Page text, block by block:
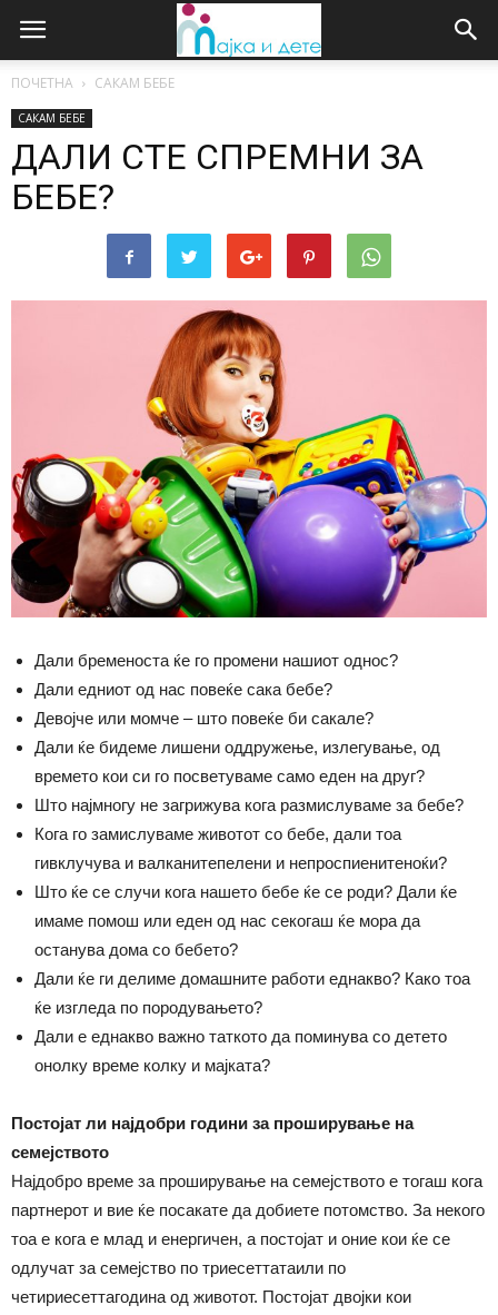
ПОЧЕТНА САКАМ БЕБЕ
САКАМ БЕБЕ
ДАЛИ СТЕ СПРЕМНИ ЗА
БЕБЕ?
Дали бременоста ќе го промени нашиот однос?
Дали едниот од нас повеќе сака бебе?
Девојче или момче – што повеќе би сакале?
Дали ќе бидеме лишени оддружење, излегување, од
времето кои си го посветуваме само еден на друг?
Што најмногу не загрижува кога размислуваме за бебе?
Кога го замислуваме животот со бебе, дали тоа
гивклучува и валканитепелени и непроспиенитеноќи?
Што ќе се случи кога нашето бебе ќе се роди? Дали ќе
имаме помош или еден од нас секогаш ќе мора да
останува дома со бебето?
Дали ќе ги делиме домашните работи еднакво? Како тоа
ќе изгледа по породувањето?
Дали е еднакво важно таткото да поминува со детето
онолку време колку и мајката?
Постојат ли најдобри години за проширување на
семејството
Најдобро време за проширување на семејството е тогаш кога
партнерот и вие ќе посакате да добиете потомство. За некого
тоа е кога е млад и енергичен, а постојат и оние кои ќе се
одлучат за семејство по триесеттатаили по
четириесеттагодина од животот. Постојат двојки кои